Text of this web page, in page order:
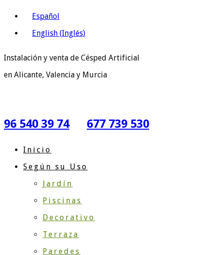
Español
English (Inglés)
Instalación y venta de Césped Artificial
en Alicante, Valencia y Murcia
96 540 39 74 677 739 530
Inicio
Según su Uso
Jardín
Piscinas
Decorativo
Terraza
Paredes